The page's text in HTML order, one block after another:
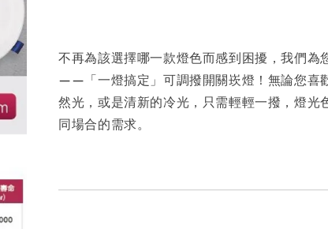
不再為該選擇哪一款燈色而感到困擾，我們為
——「一燈搞定」可調撥開關崁燈！無論您喜
然光，或是清新的冷光，只需輕輕一撥，燈光
同場合的需求。